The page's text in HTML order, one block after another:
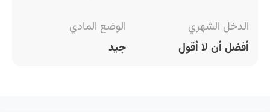
الدخل الشهري
أفضل أن لا أقول
الوضع المادي
جيد